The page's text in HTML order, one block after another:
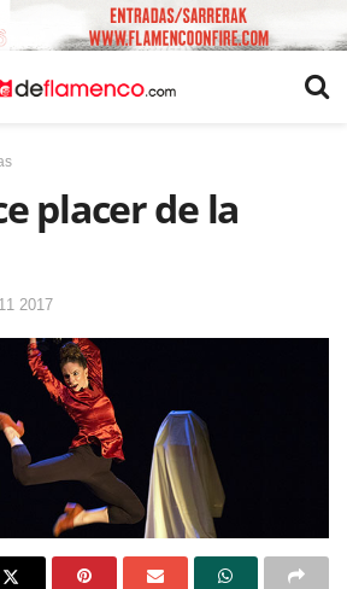
placer de la
2017